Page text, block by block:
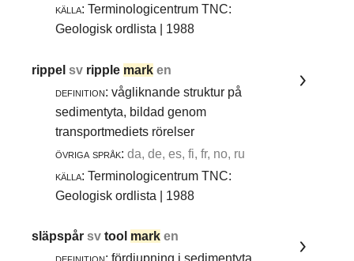
källa: Terminologicentrum TNC:
Geologisk ordlista | 1988
rippelsv ripple mark en
definition: vågliknande struktur på
sedimentyta, bildad genom
transportmediets rörelser
övriga språk: da, de, es, fi, fr, no, ru
källa: Terminologicentrum TNC:
Geologisk ordlista | 1988
släpspårsvtool mark en
definition: fördjupning i sedimentyta